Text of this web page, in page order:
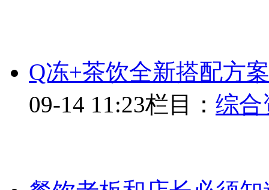
Q冻+茶饮全新搭配方
09-14 11:23栏目： 综合